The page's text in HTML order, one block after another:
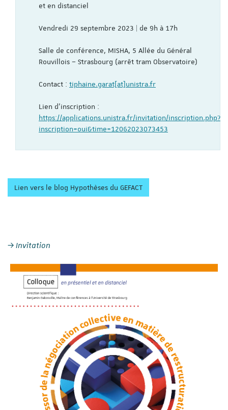
et en distanciel
Vendredi 29 septembre 2023 | de 9h à 17h
Salle de conférence, MISHA, 5 Allée du Général
Rouvillois – Strasbourg (arrêt tram Observatoire)
Contact : tiphaine.garat[at]unistra.fr
Lien d’inscription :
https://applications.unistra.fr/invitation/inscription.php?
inscription=oui&time=12062023073453
Lien vers le blog Hypothèses du GEFACT
Invitation